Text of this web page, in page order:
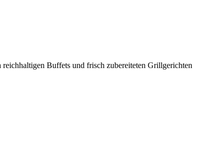
Buffets und frisch zubereiteten Grillgerichten